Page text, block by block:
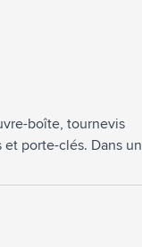
boîte, tournevis
porte-clés. Dans un